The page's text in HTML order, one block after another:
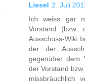
Liesel 2. Juli
Ich weiss gar
Vorstand (bzw.
Ausschuss-Wiki
der der
gegenüber dem
der Vorstand
missbräuchlich